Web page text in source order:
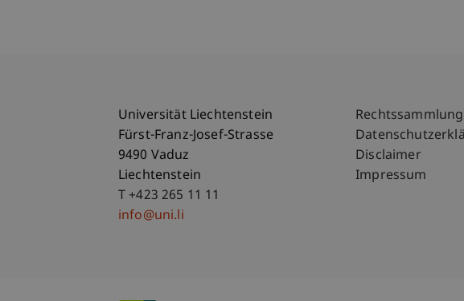
Universität Liechtenstein
Fürst-Franz-Josef-Strasse
9490 Vaduz
Liechtenstein
T +423 265 11 11
info@uni.li
Fußzeile
Rechtssammlung
Disclaimer
Impressum